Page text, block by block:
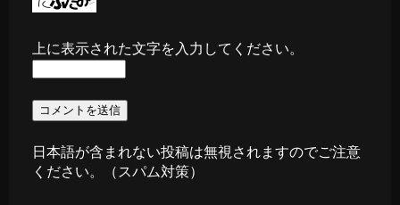
上に表示された文字を入力してください。
日本語が含まれない投稿は無視されますのでご注意
ください。（スパム対策）